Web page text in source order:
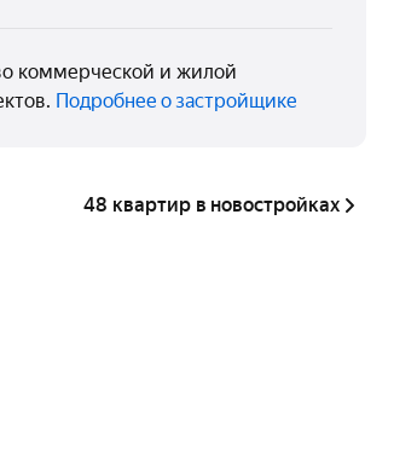
коммерческой и жилой
Подробнее о застройщике
48 квартир в новостройках